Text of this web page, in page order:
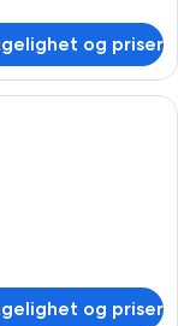
og priser
| Oppholdsområde |
og priser